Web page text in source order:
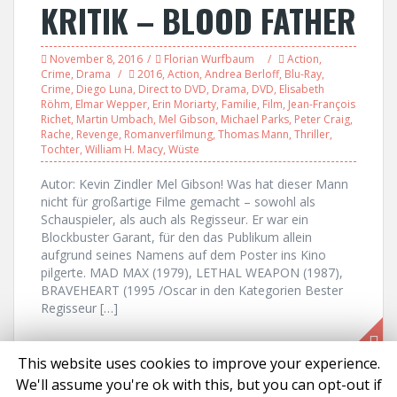
KRITIK – BLOOD FATHER
November 8, 2016 Florian Wurfbaum Action,
Crime, Drama 2016, Action, Andrea Berloff, Blu-Ray,
Crime, Diego Luna, Direct to DVD, Drama, DVD, Elisabeth
Röhm, Elmar Wepper, Erin Moriarty, Familie, Film, Jean-François
Richet, Martin Umbach, Mel Gibson, Michael Parks, Peter Craig,
Rache, Revenge, Romanverfilmung, Thomas Mann, Thriller,
Tochter, William H. Macy, Wüste
Autor: Kevin Zindler Mel Gibson! Was hat dieser Mann
nicht für großartige Filme gemacht – sowohl als
Schauspieler, als auch als Regisseur. Er war ein
Blockbuster Garant, für den das Publikum allein
aufgrund seines Namens auf dem Poster ins Kino
pilgerte. MAD MAX (1979), LETHAL WEAPON (1987),
BRAVEHEART (1995 /Oscar in den Kategorien Bester
Regisseur […]
This website uses cookies to improve your experience.
We'll assume you're ok with this, but you can opt-out if